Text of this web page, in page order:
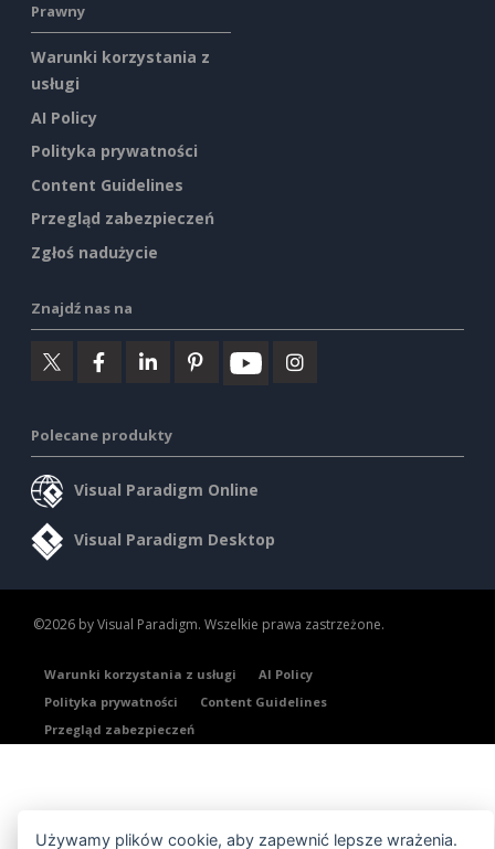
Prawny
Warunki korzystania z
usługi
AI Policy
Polityka prywatności
Content Guidelines
Przegląd zabezpieczeń
Zgłoś nadużycie
Znajdź nas na
Polecane produkty
Visual Paradigm Online
Visual Paradigm Desktop
©2026 by Visual Paradigm. Wszelkie prawa zastrzeżone.
Warunki korzystania z usługi
AI Policy
Polityka prywatności
Content Guidelines
Przegląd zabezpieczeń
Używamy plików cookie, aby zapewnić lepsze wrażenia.